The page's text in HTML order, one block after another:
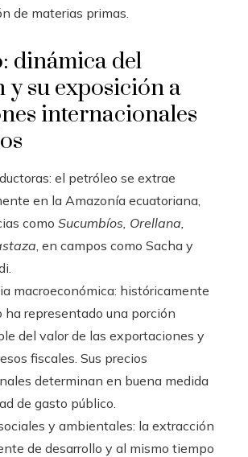
de materias primas.
dinámica del
y su exposición a
internacionales
el petróleo se extrae
en la Amazonía ecuatoriana,
como Sucumbíos, Orellana,
, en campos como Sacha y
macroeconómica: históricamente
ha representado una porción
del valor de las exportaciones y
fiscales. Sus precios
determinan en buena medida
de gasto público.
y ambientales: la extracción
de desarrollo y al mismo tiempo